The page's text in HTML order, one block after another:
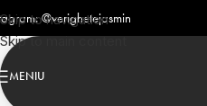
Skip to navigation
Skip to main content
MENIU